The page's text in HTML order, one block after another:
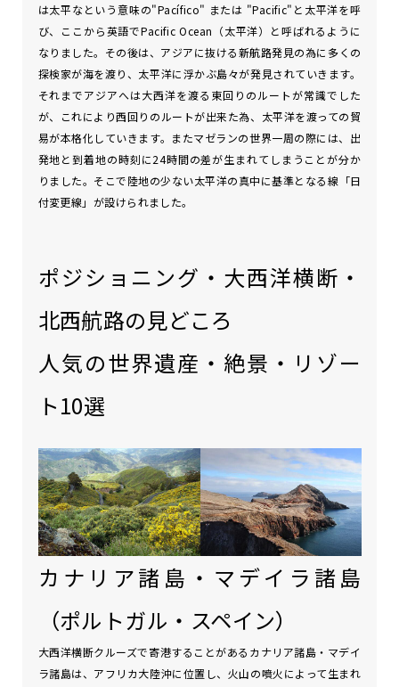
は太平なという意味の"Pacífico" または "Pacific"と太平洋を呼
び、ここから英語でPacific Ocean（太平洋）と呼ばれるように
なりました。その後は、アジアに抜ける新航路発見の為に多くの
探検家が海を渡り、太平洋に浮かぶ島々が発見されていきます。
それまでアジアへは大西洋を渡る東回りのルートが常識でした
が、これにより西回りのルートが出来た為、太平洋を渡っての貿
易が本格化していきます。またマゼランの世界一周の際には、出
発地と到着地の時刻に24時間の差が生まれてしまうことが分か
りました。そこで陸地の少ない太平洋の真中に基準となる線「日
付変更線」が設けられました。
ポジショニング・大西洋横断・
北西航路の見どころ
人気の世界遺産・絶景・リゾー
ト10選
カナリア諸島・マデイラ諸島
（ポルトガル・スペイン）
大西洋横断クルーズで寄港することがあるカナリア諸島・マデイ
ラ諸島は、アフリカ大陸沖に位置し、火山の噴火によって生まれ